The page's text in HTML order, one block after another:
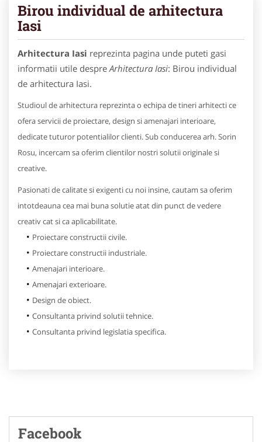
Birou individual de arhitectura
Iasi
Arhitectura Iasi reprezinta pagina unde puteti gasi
informatii utile despreArhitectura Iasi: Birou individual
de arhitectura Iasi.
Studioul de arhitectura reprezinta o echipa de tineri arhitecti ce
ofera servicii de proiectare, design si amenajari interioare,
dedicate tuturor potentialilor clienti. Sub conducerea arh. Sorin
Rosu, incercam sa oferim clientilor nostri solutii originale si
creative.
Pasionati de calitate si exigenti cu noi insine, cautam sa oferim
intotdeauna cea mai buna solutie atat din punct de vedere
creativ cat si ca aplicabilitate.
Proiectare constructii civile.
Proiectare constructii industriale.
Amenajari interioare.
Amenajari exterioare.
Design de obiect.
Consultanta privind solutii tehnice.
Consultanta privind legislatia specifica.
Facebook